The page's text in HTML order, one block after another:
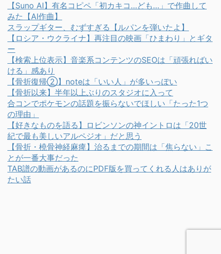
【Suno AI】有名コピペ「初カキコ…ども…」で作曲して
みた【AI作曲】
スラップギター、むずすぎる【ルパンを弾いたよ】
【ロシア・ウクライナ】再注目の映画「ひまわり」とギタ
ー
【検索上位表示】音楽系コンテンツのSEOは「頑張ればい
ける」感あり
【骨折復帰②】noteは「いい人」が多いっぽい
【骨折以来】半年以上ぶりのスタジオに入って
合コンでポケモンの話題を振らないでほしい「たった1つ
の理由」
【好きなものを語る】ロビンソンの神イントロは「20世
紀で最も美しいアルペジオ」だと思う
【骨折・橈骨神経麻痺】治るまでの期間は「焦らない」こ
とが一番大事だった
TAB譜の動画があるのにPDF版を買ってくれる人はありが
たい話